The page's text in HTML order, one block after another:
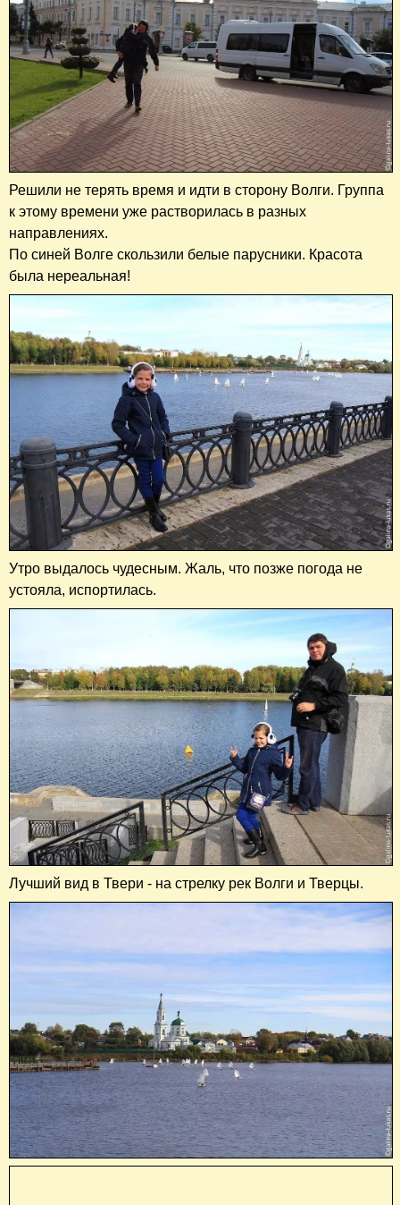
Решили не терять время и идти в сторону Волги. Группа
к этому времени уже растворилась в разных
направлениях.
По синей Волге скользили белые парусники. Красота
была нереальная!
Утро выдалось чудесным. Жаль, что позже погода не
устояла, испортилась.
Лучший вид в Твери - на стрелку рек Волги и Тверцы.